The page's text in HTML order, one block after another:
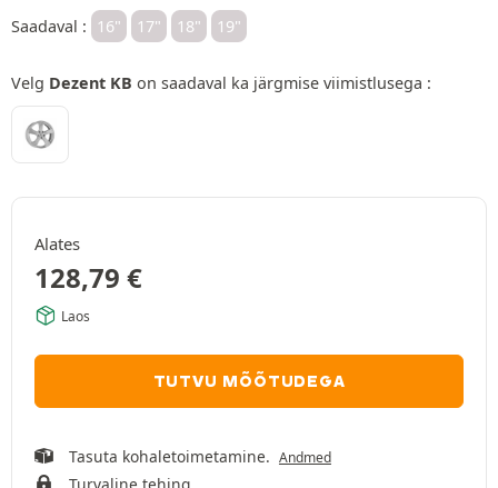
Saadaval : 16" 17" 18" 19"
Velg Dezent KB on saadaval ka järgmise viimistlusega :
Alates
128,79 €
Laos
TUTVU MÕÕTUDEGA
Tasuta kohaletoimetamine. Andmed
Turvaline tehing